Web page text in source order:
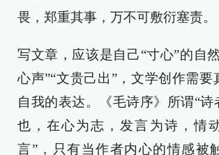
畏，郑重其事，万不可敷衍塞责。
写文章，应该是自己“寸心”的自
心声”“文贵己出”，文学创作需要
自我的表达。《毛诗序》所谓“诗
也，在心为志，发言为诗，情
言”，只有当作者内心的情感被